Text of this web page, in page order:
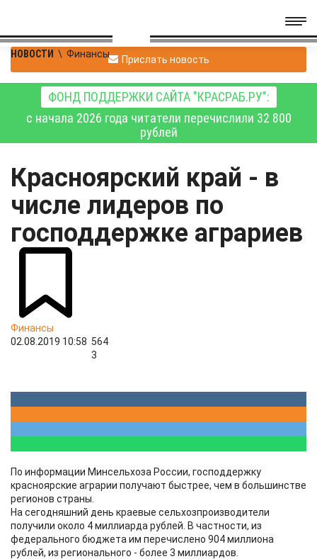
НОВОСТИ \ Финансы Прислать новость
ФОНД ПОДДЕРЖКИ САЙТА "КРАСРАБ.РУ":
с начала 2026 года читатели перечислили 32 800
рублей
Красноярский край - в
числе лидеров по
господдержке аграриев
Финансы
02.08.2019 10:58 564
3
По информации Минсельхоза России, господдержку
красноярские аграрии получают быстрее, чем в большинстве
регионов страны.
На сегодняшний день краевые сельхозпроизводители
получили около 4 миллиарда рублей. В частности, из
федерального бюджета им перечислено 904 миллиона
рублей, из регионального - более 3 миллиардов.